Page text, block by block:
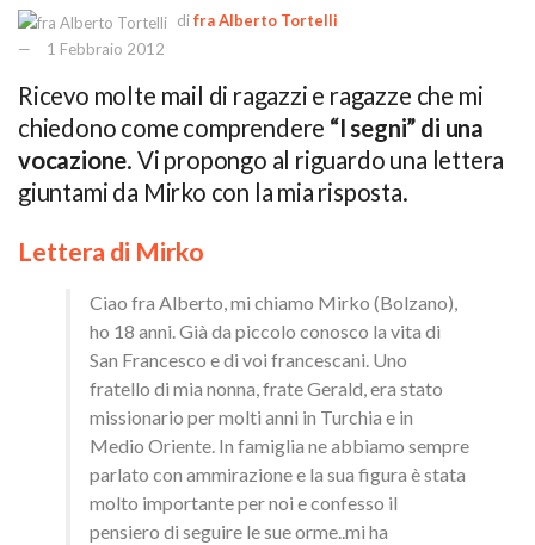
difra Alberto Tortelli
1 Febbraio 2012
Ricevo molte mail di ragazzi e ragazze che mi
chiedono come comprendere “I segni” di una
vocazione. Vi propongo al riguardo una lettera
giuntami da Mirko con la mia risposta.
Lettera di Mirko
Ciao fra Alberto, mi chiamo Mirko (Bolzano),
ho 18 anni. Già da piccolo conosco la vita di
San Francesco e di voi francescani. Uno
fratello di mia nonna, frate Gerald, era stato
missionario per molti anni in Turchia e in
Medio Oriente. In famiglia ne abbiamo sempre
parlato con ammirazione e la sua figura è stata
molto importante per noi e confesso il
pensiero di seguire le sue orme..mi ha